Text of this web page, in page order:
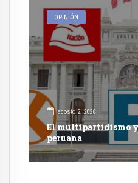
OPINIÓN
agosto 2, 2026
El multipartidismo
peruana